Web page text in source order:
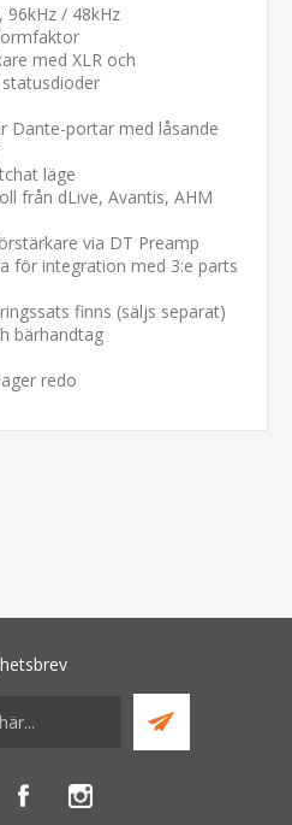
96kHz / 48kHz
med XLR och
Dante-portar med låsande
läge
från dLive, Avantis, AHM
via DT Preamp
för integration med 3:e parts
finns (säljs separat)
bärhandtag
redo